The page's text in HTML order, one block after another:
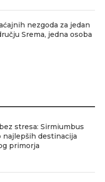
nezgoda za jedan
Srema, jedna osoba
stresa: Sirmiumbus
najlepših destinacija
primorja